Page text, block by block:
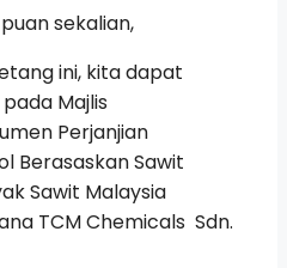
sekalian,
ini, kita dapat
Majlis
Perjanjian
Berasaskan Sawit
Sawit Malaysia
TCM Chemicals Sdn.